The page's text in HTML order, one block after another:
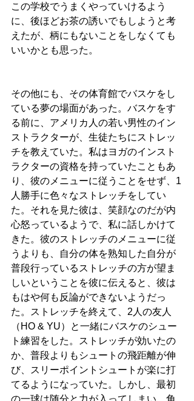
この学校でうまくやっていけるよう
に、後ほどお茶の誘いでもしようと考
えたが、柄にもないことをしなくても
いいかとも思った。
その他にも、その体育館でバスケをし
ている夢の場面があった。バスケをす
る前に、アメリカ人の若い男性のイン
ストラクターが、生徒たちにストレッ
チを教えていた。私はヨガのインスト
ラクターの資格を持っていたこともあ
り、彼のメニューに従うことをせず、1
人勝手に色々なストレッチをしてい
た。それを見た彼は、笑顔なのだが内
心怒っているようで、私に話しかけて
きた。彼のストレッチのメニューに従
うよりも、自分の体を熟知した自分が
普段行っているストレッチの方が望ま
しいということを彼に伝えると、彼は
もはや何も反論ができないようだっ
た。ストレッチを終えて、2人の友人
（HO & YU）と一緒にバスケのシュー
ト練習をした。ストレッチが効いたの
か、普段よりもシュートの飛距離が伸
び、スリーポイントシュートが楽に打
てるようになっていた。しかし、最初
の一球は随分と力が入ってしまい、角